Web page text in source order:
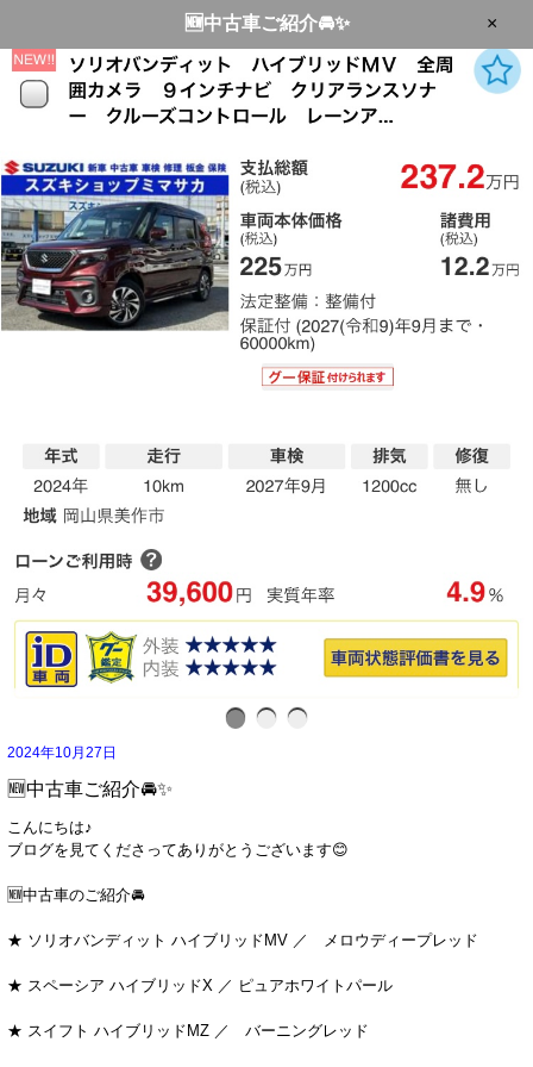
🆕中古車ご紹介🚘✨ ×
2024年10月27日
🆕中古車ご紹介🚘✨
こんにちは♪
ブログを見てくださってありがとうございます😊
🆕中古車のご紹介🚘
★ ソリオバンディット ハイブリッドMV ／ メロウディープレッド
★ スペーシア ハイブリッドX ／ ピュアホワイトパール
★ スイフト ハイブリッドMZ ／ バーニングレッド